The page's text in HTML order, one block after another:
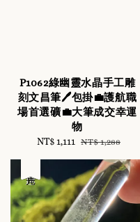
P1062綠幽靈水晶手工雕
刻文昌筆🖊️包掛💼護航職
場首選礦💼大筆成交幸運
物
Sale
NT$ 1,111 Regular
NT$ 1,288